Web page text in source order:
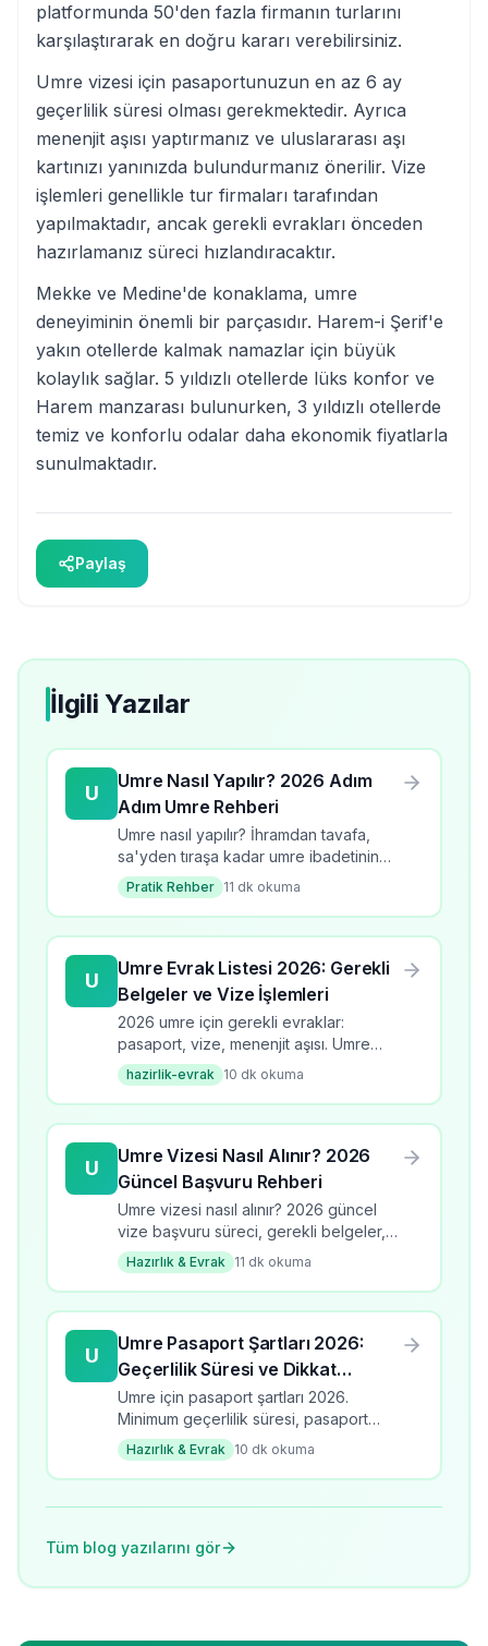
platformunda 50'den fazla firmanın turlarını
karşılaştırarak en doğru kararı verebilirsiniz.
Umre vizesi için pasaportunuzun en az 6 ay
geçerlilik süresi olması gerekmektedir. Ayrıca
menenjit aşısı yaptırmanız ve uluslararası aşı
kartınızı yanınızda bulundurmanız önerilir. Vize
işlemleri genellikle tur firmaları tarafından
yapılmaktadır, ancak gerekli evrakları önceden
hazırlamanız süreci hızlandıracaktır.
Mekke ve Medine'de konaklama, umre
deneyiminin önemli bir parçasıdır. Harem-i Şerif'e
yakın otellerde kalmak namazlar için büyük
kolaylık sağlar. 5 yıldızlı otellerde lüks konfor ve
Harem manzarası bulunurken, 3 yıldızlı otellerde
temiz ve konforlu odalar daha ekonomik fiyatlarla
sunulmaktadır.
Paylaş
İlgili Yazılar
U
Umre Nasıl Yapılır? 2026 Adım
Adım Umre Rehberi
Umre nasıl yapılır? İhramdan tavafa,
sa'yden tıraşa kadar umre ibadetinin
tüm adımlarını öğrenin. 2026 güncel
bilgilerle kapsamlı rehber.
Pratik Rehber 11 dk okuma
U
Umre Evrak Listesi 2026: Gerekli
Belgeler ve Vize İşlemleri
2026 umre için gerekli evraklar:
pasaport, vize, menenjit aşısı. Umre
evrak listesi, başvuru süreci, kontrol
listesi ve dikkat edilmesi gerekenler.
hazirlik-evrak 10 dk okuma
U
Umre Vizesi Nasıl Alınır? 2026
Güncel Başvuru Rehberi
Umre vizesi nasıl alınır? 2026 güncel
vize başvuru süreci, gerekli belgeler,
süre ve ücretler. Adım adım umre vize
rehberi.
Hazırlık & Evrak 11 dk okuma
U
Umre Pasaport Şartları 2026:
Geçerlilik Süresi ve Dikkat
Edilmesi Gerekenler
Umre için pasaport şartları 2026.
Minimum geçerlilik süresi, pasaport
türleri, yenileme süreci ve dikkat
edilmesi gerekenler.
Hazırlık & Evrak 10 dk okuma
Tüm blog yazılarını gör